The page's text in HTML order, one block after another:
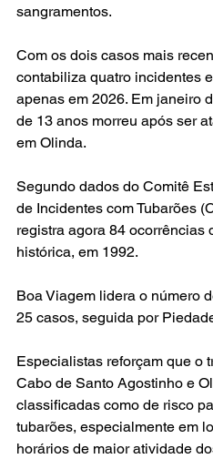
sangramentos.
Com os dois casos mais
contabiliza quatro incidentes
apenas em 2026. Em janeiro
de 13 anos morreu após ser
em Olinda.
Segundo dados do Comitê
de Incidentes com Tubarões
registra agora 84 ocorrências
histórica, em 1992.
Boa Viagem lidera o número
25 casos, seguida por
Especialistas reforçam que o
Cabo de Santo Agostinho e
classificadas como de risco
tubarões, especialmente em
horários de maior atividade